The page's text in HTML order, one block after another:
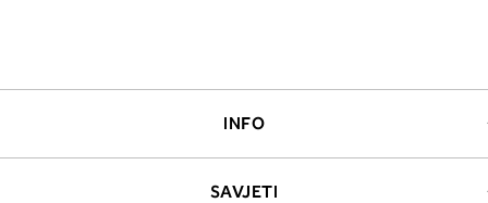
INFO
SAVJETI